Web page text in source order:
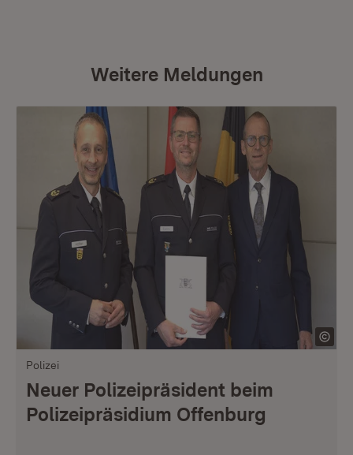
Weitere Meldungen
Polizei
Neuer Polizeipräsident beim
Polizeipräsidium Offenburg